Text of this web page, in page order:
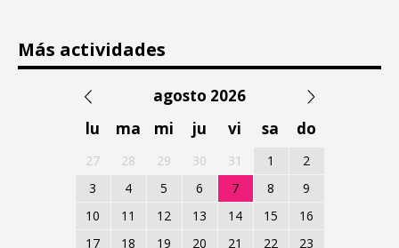
Más actividades
agosto 2026
lu
ma mi ju vi sa do
27 28 29 30 31 1
2
3
4 5 6 7 8
9
10
11 12 13 14 15
16
17
18 19 20 21 22
23